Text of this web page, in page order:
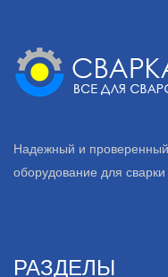
Надежный и
оборудование для
РАЗДЕЛЫ